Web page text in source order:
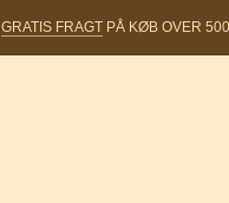
GRATIS FRAGTPÅ KØB OVER